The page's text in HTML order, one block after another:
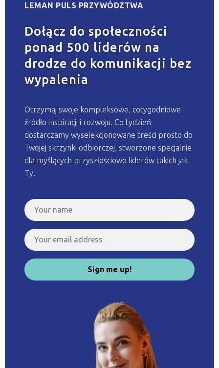
LEMAN PULS PRZYWÓDZTWA
Dołącz do społeczności
ponad 500 liderów na
drodze do komunikacji bez
wypalenia
Otrzymaj swoje kompleksowe, cotygodniowe
źródło inspiracji i rozwoju. Co tydzień
dostarczamy wyselekcjonowane treści prosto do
Twojej skrzynki odbiorczej, stworzone specjalnie
dla myślących przyszłościowo liderów takich jak
Ty.